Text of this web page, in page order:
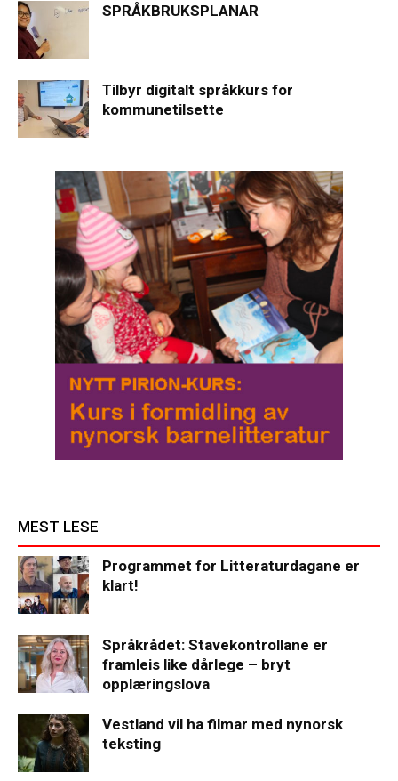
SPRÅKBRUKSPLANAR
Tilbyr digitalt språkkurs for
kommunetilsette
MEST LESE
Programmet for Litteraturdagane er
klart!
Språkrådet: Stavekontrollane er
framleis like dårlege – bryt
opplæringslova
Vestland vil ha filmar med nynorsk
teksting